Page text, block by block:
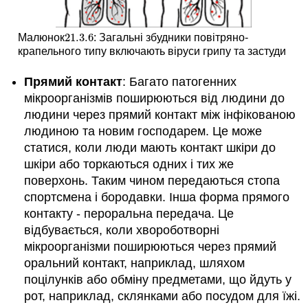
Малюнок21.3.6
21.3.6: Загальні збудники повітряно-
крапельного типу включають віруси грипу та застуди
Прямий контакт: Багато патогенних
мікроорганізмів поширюються від людини до
людини через прямий контакт між інфікованою
людиною та новим господарем. Це може
статися, коли люди мають контакт шкіри до
шкіри або торкаються одних і тих же
поверхонь. Таким чином передаються стопа
спортсмена і бородавки. Інша форма прямого
контакту - пероральна передача. Це
відбувається, коли хвороботворні
мікроорганізми поширюються через прямий
оральний контакт, наприклад, шляхом
поцілунків або обміну предметами, що йдуть у
рот, наприклад, склянками або посудом для їжі.